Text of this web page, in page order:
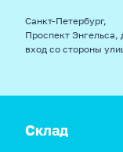
Санкт-Петербург,
Проспект Энгельса,
вход со стороны
Склад